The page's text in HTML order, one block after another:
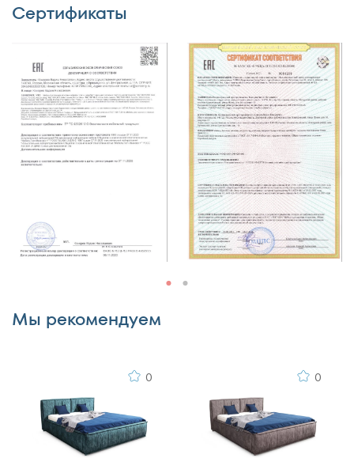
Достоинства
Недостатки
Я согласен справилами публикации
пользовательского контента
и даю согласие на
Сертификаты
Мы рекомендуем
0 0